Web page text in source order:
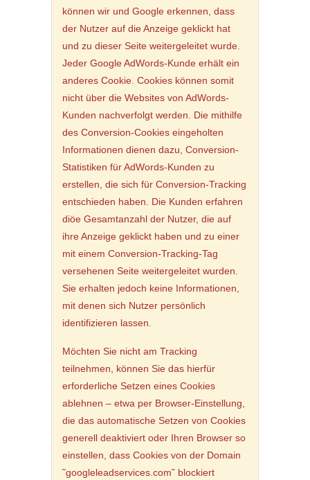
können wir und Google erkennen, dass
der Nutzer auf die Anzeige geklickt hat
und zu dieser Seite weitergeleitet wurde.
Jeder Google AdWords-Kunde erhält ein
anderes Cookie. Cookies können somit
nicht über die Websites von AdWords-
Kunden nachverfolgt werden. Die mithilfe
des Conversion-Cookies eingeholten
Informationen dienen dazu, Conversion-
Statistiken für AdWords-Kunden zu
erstellen, die sich für Conversion-Tracking
entschieden haben. Die Kunden erfahren
diöe Gesamtanzahl der Nutzer, die auf
ihre Anzeige geklickt haben und zu einer
mit einem Conversion-Tracking-Tag
versehenen Seite weitergeleitet wurden.
Sie erhalten jedoch keine Informationen,
mit denen sich Nutzer persönlich
identifizieren lassen.
Möchten Sie nicht am Tracking
teilnehmen, können Sie das hierfür
erforderliche Setzen eines Cookies
ablehnen – etwa per Browser-Einstellung,
die das automatische Setzen von Cookies
generell deaktiviert oder Ihren Browser so
einstellen, dass Cookies von der Domain
˜googleleadservices.com˜ blockiert